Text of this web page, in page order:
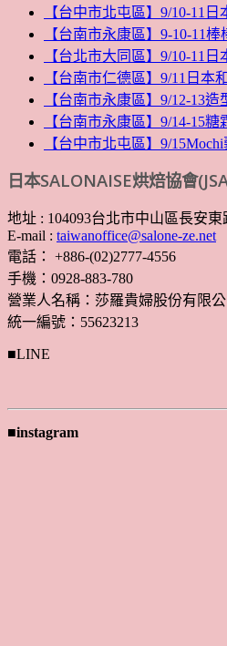
【台中市北屯區】9/10-11
【台南市永康區】9-10-11
【台北市大同區】9/10-11
【台南市仁德區】9/11日本
【台南市永康區】9/12-13造
【台南市永康區】9/14-15糖
【台中市北屯區】9/
日本SALONAISE烘焙協會
地址 : 104093台北市中山區長安
E-mail : taiwanoffice@salone-ze.net
電話： +886-(02)2777-4556
手機：0928-883-780
營業人名稱：莎羅貴婦股份有限公
統一編號：55623213
■LINE
■instagram